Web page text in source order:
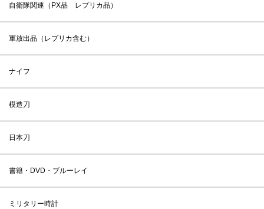
自衛隊関連（PX品 レプリカ品）
軍放出品（レプリカ含む）
ナイフ
模造刀
日本刀
書籍・DVD・ブルーレイ
ミリタリー時計